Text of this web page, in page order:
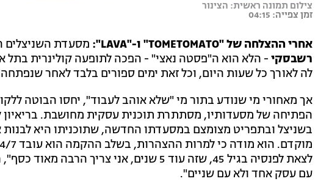
צילום תמונה ראשית: הצינור
זמן צפייה: 04:15
אחרי ההצלחה של "TOMETOMATO" ו-"LAVA": מסעדת
רשבסקי - הלא הוא ה"פסטה נאצי" - הפכה לתופעה קולינרית בתל
לה לאורך כל שעות היום, וכל זאת ימים ספורים בלבד לאחר
אך מאחורי מי שנודע בתור מי "שלא אוהב לעבוד", יחסו הבוטה
הפתיחה של מסעדותיו, מסתתרת תוכנית עסקית מחושבת.
בשניצל ובתפריט מצומצם במסעדתו החדשה, שתוכניתו היא
לצאת לפנסיה בגיל 45, שזה עוד 5 שנים, אני
עם עסק אחד ולא עם שניים".